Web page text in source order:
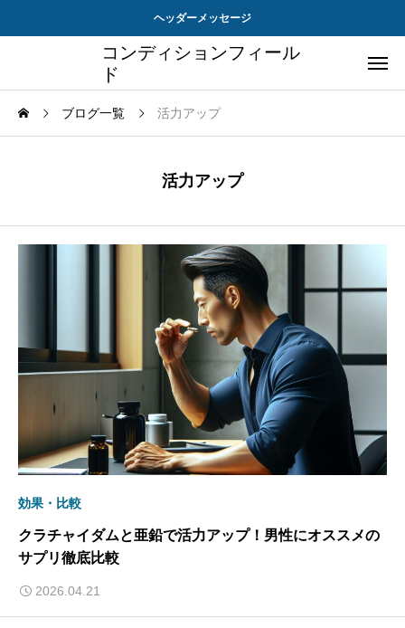
ヘッダーメッセージ
コンディションフィール
ド
ブログ一覧 活力アップ
活力アップ
効果・比較
クラチャイダムと亜鉛で活力アップ！男性にオススメの
サプリ徹底比較
2026.04.21